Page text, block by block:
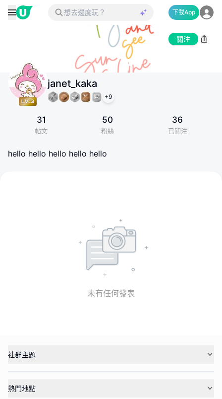
下載App
關注
janet_kaka
+9
31
帖文
50
粉絲
36
已關注
hello hello hello hello hello
未有任何發表
社群主題
熱門地點